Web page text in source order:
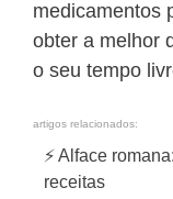
medicamentos
obter a melhor
o seu tempo
artigos relacionados:
⚡ Alface
receitas